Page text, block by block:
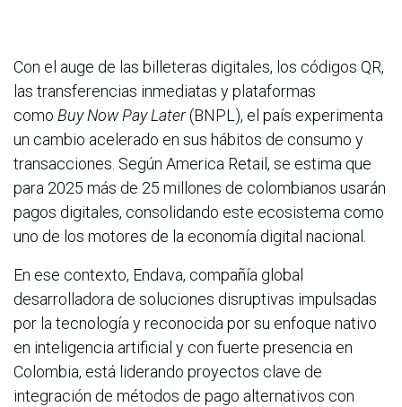
Con el auge de las billeteras digitales, los códigos QR,
las transferencias inmediatas y plataformas
como Buy Now Pay Later(BNPL), el país experimenta
un cambio acelerado en sus hábitos de consumo y
transacciones. Según America Retail, se estima que
para 2025 más de 25 millones de colombianos usarán
pagos digitales, consolidando este ecosistema como
uno de los motores de la economía digital nacional.
En ese contexto, Endava, compañía global
desarrolladora de soluciones disruptivas impulsadas
por la tecnología y reconocida por su enfoque nativo
en inteligencia artificial y con fuerte presencia en
Colombia, está liderando proyectos clave de
integración de métodos de pago alternativos con